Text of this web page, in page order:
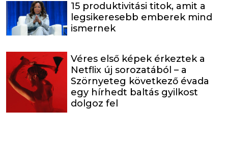
15 produktivitási titok, amit a
legsikeresebb emberek mind
ismernek
Véres első képek érkeztek a
Netflix új sorozatából – a
Szörnyeteg következő évada
egy hírhedt baltás gyilkost
dolgoz fel